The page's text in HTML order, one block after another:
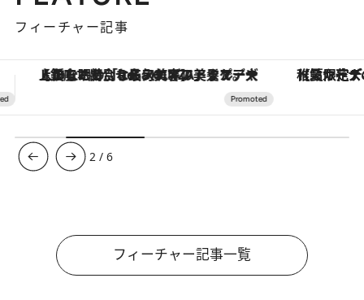
フィーチャー記事
【夏限定ディナーコース】旬を迎える稚鮎や花ズッキーニなどをイタリア・トスカーナの郷土料理の手法で満喫！
3 /6
フィーチャー記事一覧